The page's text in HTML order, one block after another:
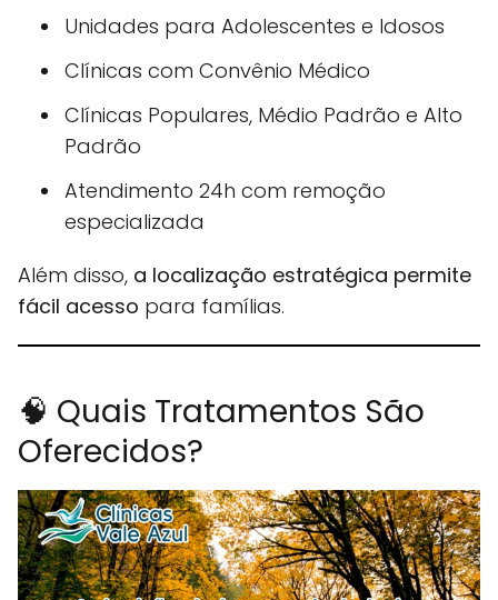
Unidades para Adolescentes e Idosos
Clínicas com Convênio Médico
Clínicas Populares, Médio Padrão e Alto
Padrão
Atendimento 24h com remoção
especializada
Além disso, a localização estratégica permite
fácil acesso para famílias.
🧠 Quais Tratamentos São
Oferecidos?